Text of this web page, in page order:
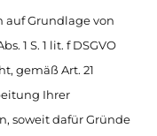
auf Grundlage von
1 S. 1 lit. f DSGVO
gemäß Art. 21
Ihrer
soweit dafür Gründe